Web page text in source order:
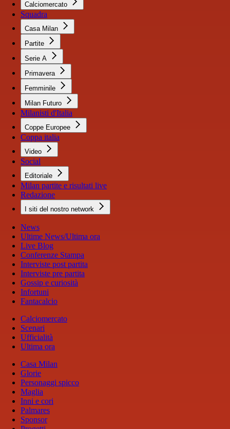
Calciomercato
Squadra
Casa Milan
Partite
Serie A
Primavera
Femminile
Milan Futuro
Milanisti d'Italia
Coppe Europee
Coppa italia
Video
Social
Editoriale
Milan partite e risultati live
Redazione
I siti del nostro network
News
Ultime News/Ultima ora
Live Blog
Conferenze Stampa
Interviste post partita
Interviste pre partita
Gossip e curiosità
Infortuni
Fantacalcio
Calciomercato
Scenari
Ufficialità
Ultima ora
Casa Milan
Glorie
Personaggi spicco
Maglia
Inni e cori
Palmares
Sponsor